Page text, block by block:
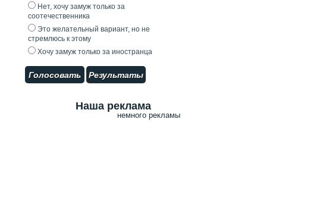
Нет, хочу замуж только за
соотечественника
Это желательный вариант, но не
стремлюсь к этому
Хочу замуж только за иностранца
Голосовать Результаты
Наша реклама
немного рекламы